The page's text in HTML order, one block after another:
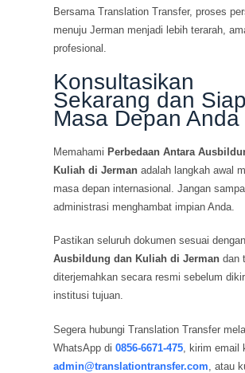
Bersama Translation Transfer, proses
menuju Jerman menjadi lebih terarah,
profesional.
Konsultasikan
Sekarang dan
Masa Depan Anda
Memahami Perbedaan Antara
Kuliah di Jerman adalah langkah awal
masa depan internasional. Jangan
administrasi menghambat impian Anda.
Pastikan seluruh dokumen sesuai
Ausbildung dan Kuliah di Jerman dan
diterjemahkan secara resmi sebelum
institusi tujuan.
Segera hubungi Translation Transfer
WhatsApp di0856-6671-475 , kirim email
admin@translationtransfer.com , atau